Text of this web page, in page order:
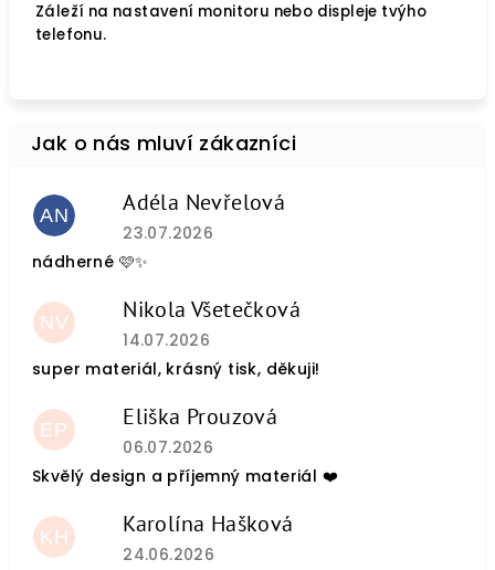
Záleží na nastavení monitoru nebo displeje tvýho
telefonu.
AN Adéla Nevřelová
Hodnocení obchodu je 5 z 5 hvězdiček.
23.07.2026
nádherné 🩷✨
NV Nikola Všetečková
Hodnocení obchodu je 5 z 5 hvězdiček.
14.07.2026
super materiál, krásný tisk, děkuji!
EP Eliška Prouzová
Hodnocení obchodu je 5 z 5 hvězdiček.
06.07.2026
Skvělý design a příjemný materiál ❤️
KH Karolína Hašková
Hodnocení obchodu je 5 z 5 hvězdiček.
24.06.2026